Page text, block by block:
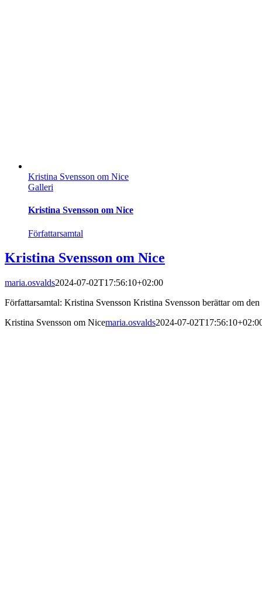
Kristina Svensson om Nice
Galleri
Kristina Svensson om Nice
Författarsamtal
Kristina Svensson om Nice
maria.osvalds2024-07-02T17:56:10+02:00
Författarsamtal: Kristina Svensson Kristina Svensson berättar om
Kristina Svensson om Nicemaria.osvalds2024-07-